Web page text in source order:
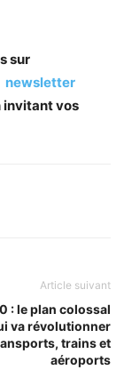
sur
newsletter
invitant vos
Article suivant
: le plan colossal
va révolutionner
trains et
aéroports